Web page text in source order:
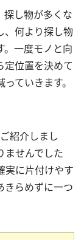
探し物が多くな
、何より探し物
。一度モノと向
定位置を決めて
ていきます。
紹介しまし
ませんでした
に片付けやす
きらめずに一つ